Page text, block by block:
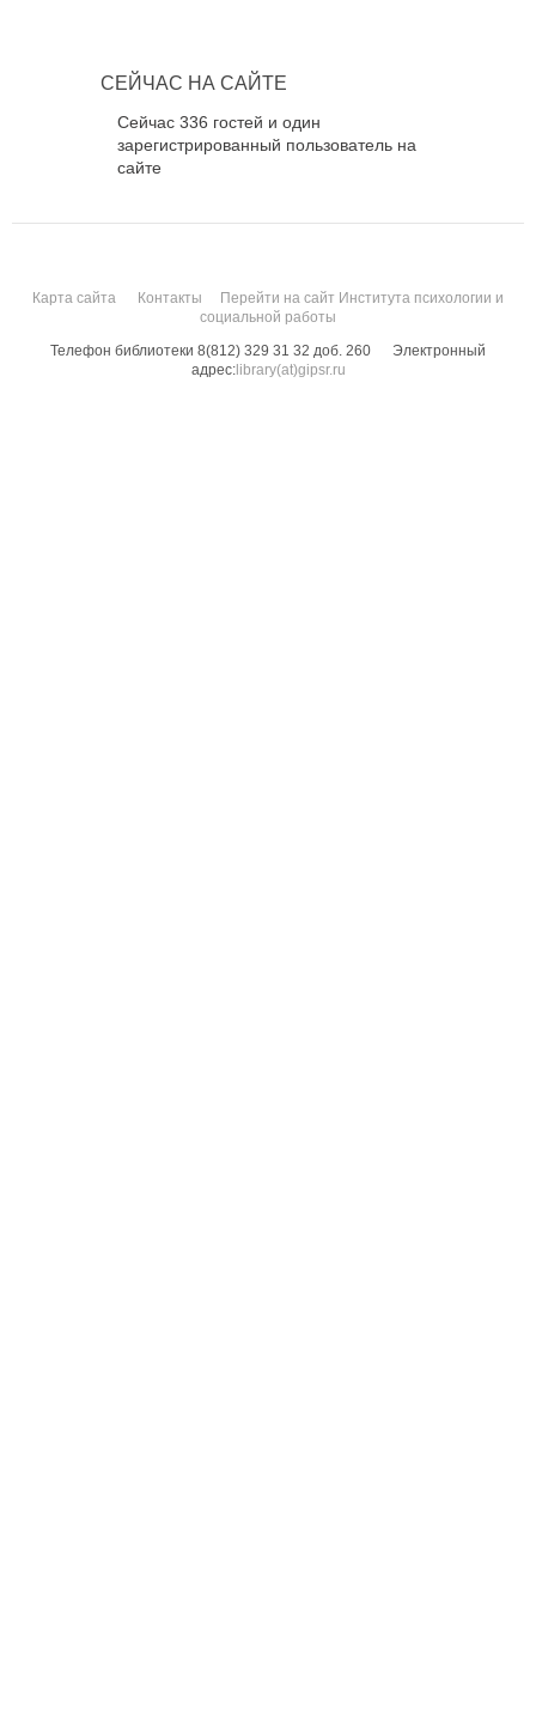
СЕЙЧАС НА САЙТЕ
Сейчас 336 гостей и один
зарегистрированный пользователь на
сайте
Карта сайта Контакты
Перейти на сайт Института психологии и
социальной работы
Телефон библиотеки 8(812) 329 31 32 доб. 260
Электронный
адрес:library(at)gipsr.ru